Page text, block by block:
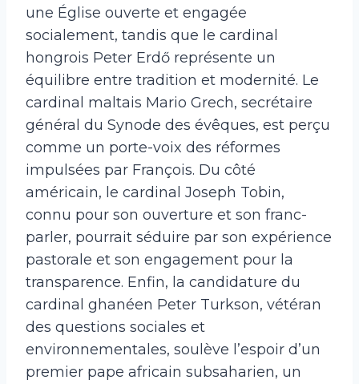
une Église ouverte et engagée
socialement, tandis que le cardinal
hongrois Peter Erdő représente un
équilibre entre tradition et modernité. Le
cardinal maltais Mario Grech, secrétaire
général du Synode des évêques, est perçu
comme un porte-voix des réformes
impulsées par François. Du côté
américain, le cardinal Joseph Tobin,
connu pour son ouverture et son franc-
parler, pourrait séduire par son expérience
pastorale et son engagement pour la
transparence. Enfin, la candidature du
cardinal ghanéen Peter Turkson, vétéran
des questions sociales et
environnementales, soulève l’espoir d’un
premier pape africain subsaharien, un